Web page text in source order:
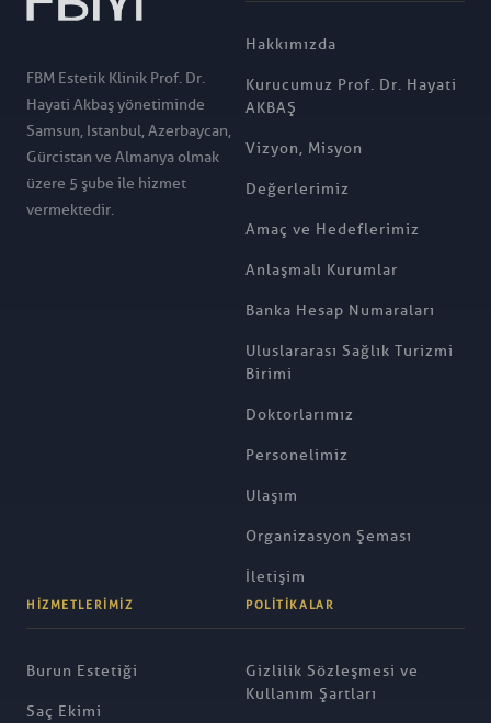
FBM Estetik Klinik Prof. Dr.
Hayati Akbaş yönetiminde
Samsun, Istanbul, Azerbaycan,
Gürcistan ve Almanya olmak
üzere 5 şube ile hizmet
vermektedir.
Hakkımızda
Kurucumuz Prof. Dr. Hayati
AKBAŞ
Vizyon, Misyon
Değerlerimiz
Amaç ve Hedeflerimiz
Anlaşmalı Kurumlar
Banka Hesap Numaraları
Uluslararası Sağlık Turizmi
Birimi
Doktorlarımız
Personelimiz
Ulaşım
Organizasyon Şeması
İletişim
HIZMETLERIMIZ
Burun Estetiği
Saç Ekimi
POLITIKALAR
Gizlilik Sözleşmesi ve
Kullanım Şartları